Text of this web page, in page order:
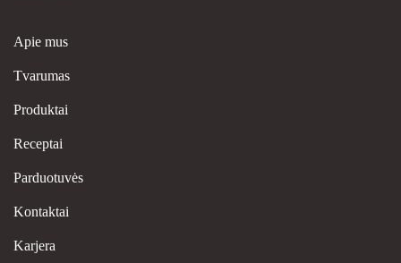
Apie mus
Tvarumas
Produktai
Receptai
Parduotuvės
Kontaktai
Karjera